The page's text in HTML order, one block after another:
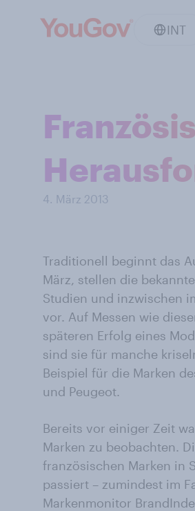
INT
4. März 2013
Traditionell beginnt das
März, stellen die
Studien und inzwischen
vor. Auf Messen wie
späteren Erfolg eines
sind sie für manche
Beispiel für die Marken
und Peugeot.
Bereits vor einiger Zeit
Marken zu beobachten.
französischen Marken in
passiert – zumindest im
Markenmonitor